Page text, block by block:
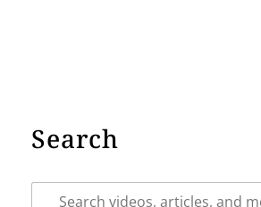
Search